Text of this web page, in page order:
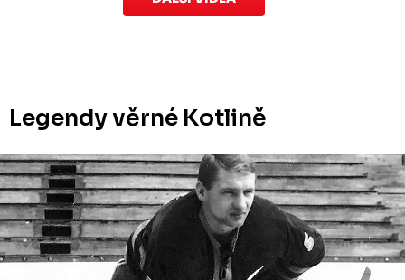
Legendy věrné Kotlině